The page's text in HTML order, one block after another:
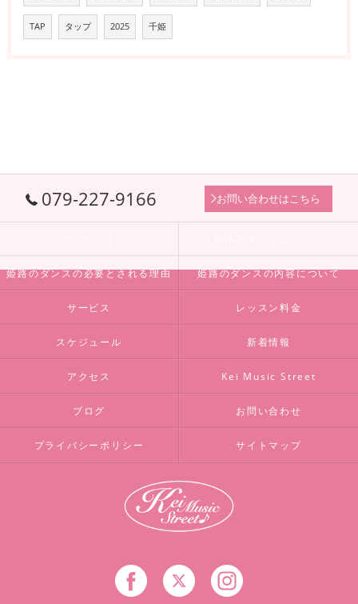
TAP タップ 2025 千姫
079-227-9166 お問い合わせはこちら
姫路のダンスの必要とされる理由 姫路のダンスの内容について
サービス レッスン料金
スケジュール 新着情報
アクセス Kei Music Street
ブログ お問い合わせ
プライバシーポリシー サイトマップ